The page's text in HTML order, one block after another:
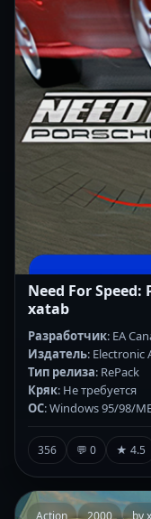
Need For
xatab
Разработчик: EA
Издатель: Electronic
Тип релиза: RePack
Кряк: Не требуется
ОС: Windows 95/98/
356 💬 0 ★ 4.5
Action 2000 by